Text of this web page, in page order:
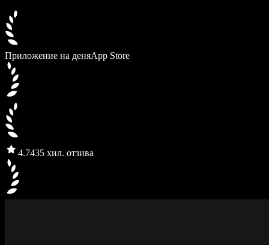
Приложение на деняApp Store
4.7435 хил. отзива